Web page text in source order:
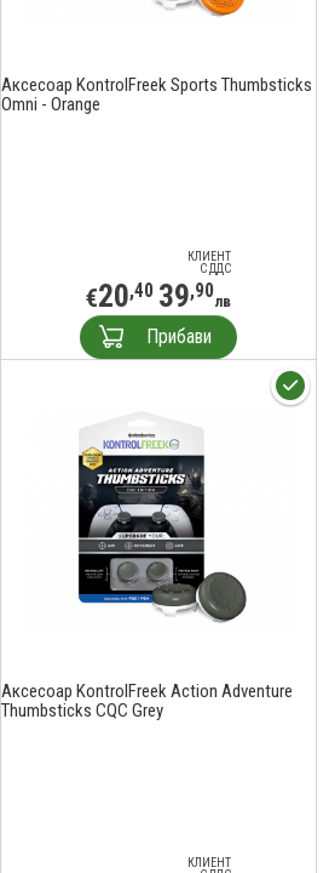
Аксесоар KontrolFreek Sports Thumbsticks
Omni - Orange
КЛИЕНТ
С ДДС
€20,40 39,90лв
Прибави
Аксесоар KontrolFreek Action Adventure
Thumbsticks CQC Grey
КЛИЕНТ